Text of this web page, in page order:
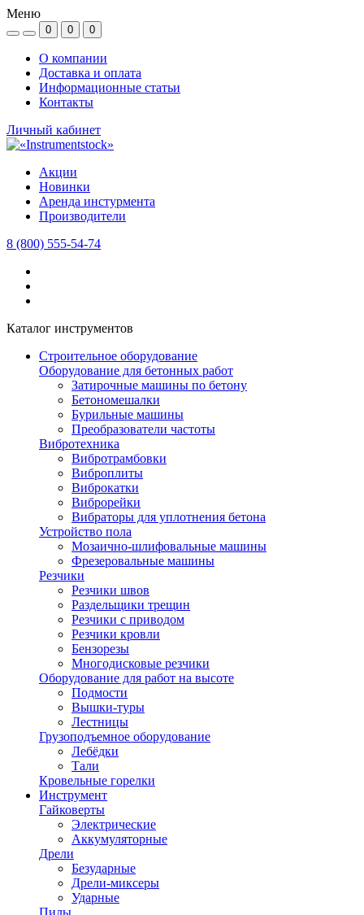
Меню
0 0 0
О компании
Доставка и оплата
Информационные статьи
Контакты
Личный кабинет
Акции
Новинки
Аренда инстурмента
Производители
8 (800) 555-54-74
Каталог инструментов
Строительное оборудование
Оборудование для бетонных работ
Затирочные машины по бетону
Бетономешалки
Бурильные машины
Преобразователи частоты
Вибротехника
Вибротрамбовки
Виброплиты
Виброкатки
Виброрейки
Вибраторы для уплотнения бетона
Устройство пола
Мозаично-шлифовальные машины
Фрезеровальные машины
Резчики
Резчики швов
Раздельщики трещин
Резчики с приводом
Резчики кровли
Бензорезы
Многодисковые резчики
Оборудование для работ на высоте
Подмости
Вышки-туры
Лестницы
Грузоподъемное оборудование
Лебёдки
Тали
Кровельные горелки
Инструмент
Гайковерты
Электрические
Аккумуляторные
Дрели
Безударные
Дрели-миксеры
Ударные
Пилы